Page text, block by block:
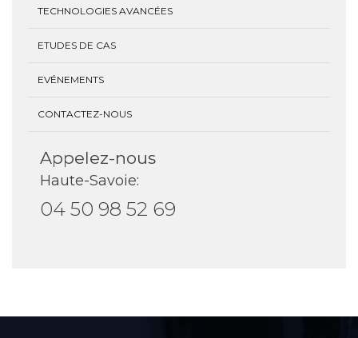
TECHNOLOGIES AVANCÉES
ETUDES DE CAS
EVÉNEMENTS
CONTACTEZ-NOUS
Appelez-nous
Haute-Savoie:
04 50 98 52 69